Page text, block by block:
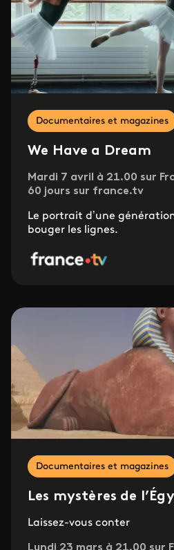
Documentaires et magazines
We Have a Dream
Mardi 7 avril à 21.00 sur
60 jours sur france.tv
Le portrait d’une
bouger les lignes.
Documentaires et magazines
Les mystères de
Laissez-vous conter